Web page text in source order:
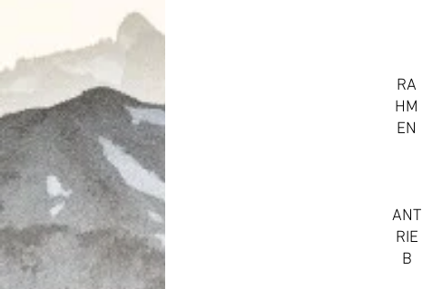
RA
HM
EN
ANT
RIE
B